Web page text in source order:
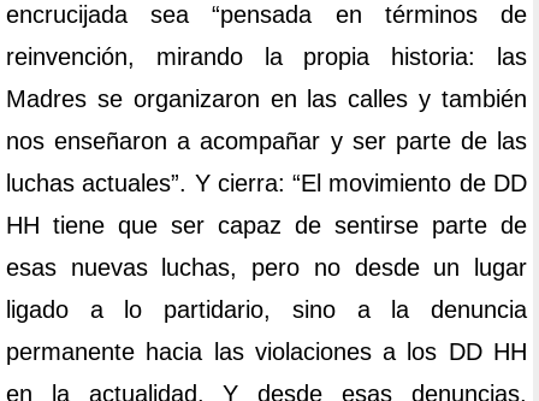
encrucijada sea “pensada en términos de
reinvención, mirando la propia historia: las
Madres se organizaron en las calles y también
nos enseñaron a acompañar y ser parte de las
luchas actuales”. Y cierra: “El movimiento de DD
HH tiene que ser capaz de sentirse parte de
esas nuevas luchas, pero no desde un lugar
ligado a lo partidario, sino a la denuncia
permanente hacia las violaciones a los DD HH
en la actualidad. Y desde esas denuncias,